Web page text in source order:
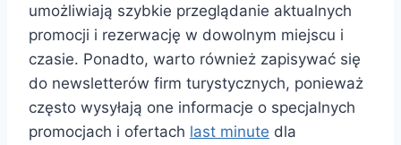
umożliwiają szybkie przeglądanie aktualnych
promocji i rezerwację w dowolnym miejscu i
czasie. Ponadto, warto również zapisywać się
do newsletterów firm turystycznych, ponieważ
często wysyłają one informacje o specjalnych
promocjach i ofertach last minute dla